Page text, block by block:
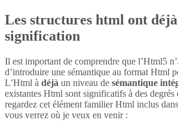
Les structures html ont
signification
Il est important de comprendre que l’Html5
d’introduire une sémantique au format Html
L’Html à déjà un niveau de sémantique
existantes Html sont significatifs à des
regardez cet élément familier Html inclus
vous verrez où je veux en venir :